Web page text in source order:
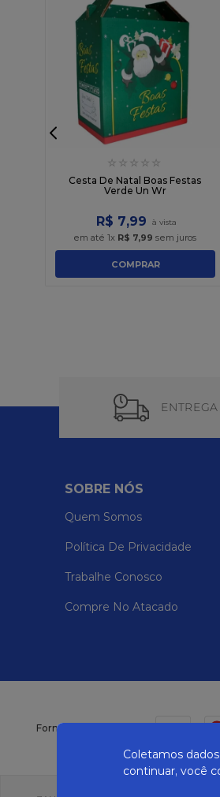
☆ ☆ ☆ ☆ ☆
Cesta De Natal Boas Festas
Verde Un Wr
R$ 7,99
em até1x R$ 7,99 sem juros
COMPRAR
SOBRE NÓS
Quem Somos
Política De Privacidade
Trabalhe Conosco
Compre No Atacado
Formas de pagamento
Coletamos
continuar, você